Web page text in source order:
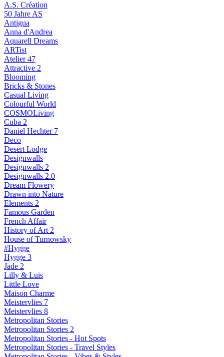
A.S. Création
50 Jahre AS
Antigua
Anna d'Andrea
Aquarell Dreams
ARTist
Atelier 47
Attractive 2
Blooming
Bricks & Stones
Casual Living
Colourful World
COSMOLiving
Cuba 2
Daniel Hechter 7
Deco
Desert Lodge
Designwalls
Designwalls 2
Designwalls 2.0
Dream Flowery
Drawn into Nature
Elements 2
Famous Garden
French Affair
History of Art 2
House of Turnowsky
#Hygge
Hygge 3
Jade 2
Lilly & Luis
Little Love
Maison Charme
Meistervlies 7
Meistervlies 8
Metropolitan Stories
Metropolitan Stories 2
Metropolitan Stories - Hot Spots
Metropolitan Stories - Travel Styles